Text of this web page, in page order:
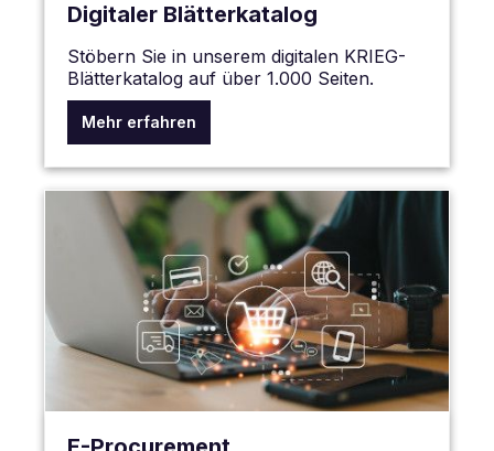
Digitaler Blätterkatalog
Stöbern Sie in unserem digitalen KRIEG-
Blätterkatalog auf über 1.000 Seiten.
Mehr erfahren